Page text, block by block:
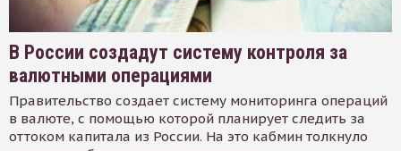
В России создадут систему контроля за
валютными операциями
Правительство создает систему мониторинга операций
в валюте, с помощью которой планирует следить за
оттоком капитала из России. На это кабмин толкнуло